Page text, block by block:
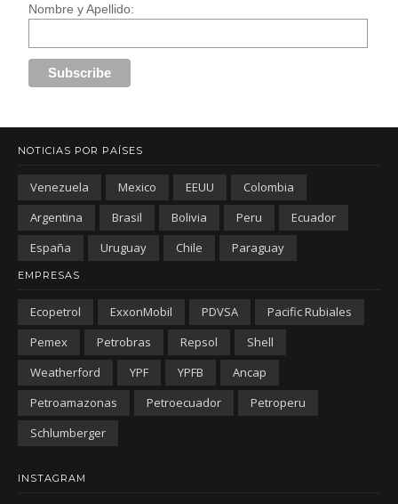
Nombre y Apellido:
NOTICIAS POR PAÍSES
Venezuela Mexico EEUU
Colombia
Argentina
Brasil Bolivia Peru
Ecuador
España
Uruguay Chile Paraguay
EMPRESAS
Ecopetrol ExxonMobil PDVSA
Pacific Rubiales
Pemex
Petrobras Repsol
Shell
Weatherford
YPF YPFB
Ancap
Petroamazonas
Petroecuador
Petroperu
Schlumberger
INSTAGRAM